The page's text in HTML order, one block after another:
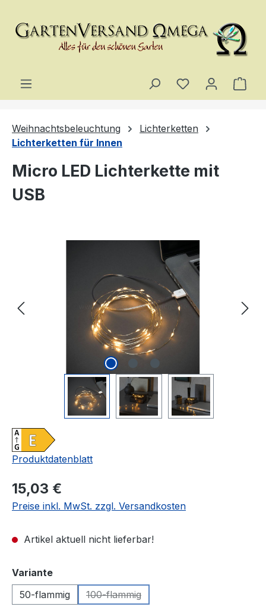
Du hast 0
Weihnachtsbeleuchtung
Lichterketten
Lichterketten für Innen
Micro LED Lichterkette mit
USB
Produktdatenblatt
Regulärer Preis:
15,03 €
Preise inkl. MwSt. zzgl. Versandkosten
Artikel aktuell nicht lieferbar!
Varianteauswählen
50-flammig
100-flammig
(Diese Option ist zurzeit nicht